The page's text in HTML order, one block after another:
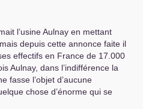
l’usine Aulnay en mettant
depuis cette annonce faite il
effectifs en France de 17.000
Aulnay, dans l’indifférence la
fasse l’objet d’aucune
chose d’énorme qui se